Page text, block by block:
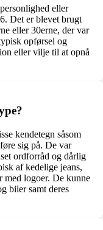
eller
Det er blevet brugt
eller 30erne, der var
opførsel og
eller vilje til at opnå
kendetegn såsom
sig på. De var
ordforråd og dårlig
af kedelige jeans,
med logoer. De kunne
biler samt deres